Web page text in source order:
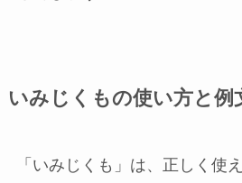
いみじくもの使い方と例
「いみじくも」は、正しく使